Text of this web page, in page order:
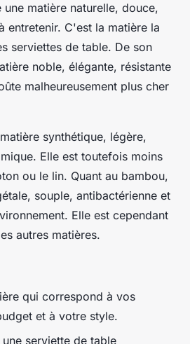
matière naturelle, douce,
entretenir. C'est la matière la
serviettes de table. De son
noble, élégante, résistante
malheureusement plus cher
synthétique, légère,
Elle est toutefois moins
ou le lin. Quant au bambou,
souple, antibactérienne et
Elle est cependant
autres matières.
qui correspond à vos
et à votre style.
serviette de table